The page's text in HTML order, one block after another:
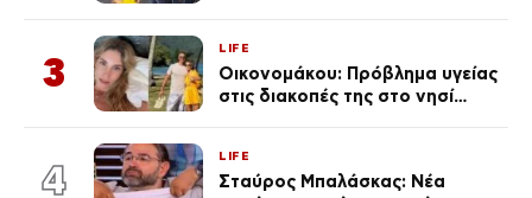
3
LIFE
Οικονομάκου: Πρόβλημα υγείας
στις διακοπές της στο νησί
4
LIFE
Σταύρος Μπαλάσκας: Νέα